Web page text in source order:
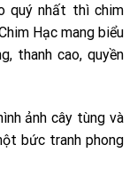
quý nhất thì chim
Hạc mang biểu
thanh cao, quyền
ảnh cây tùng và
bức tranh phong